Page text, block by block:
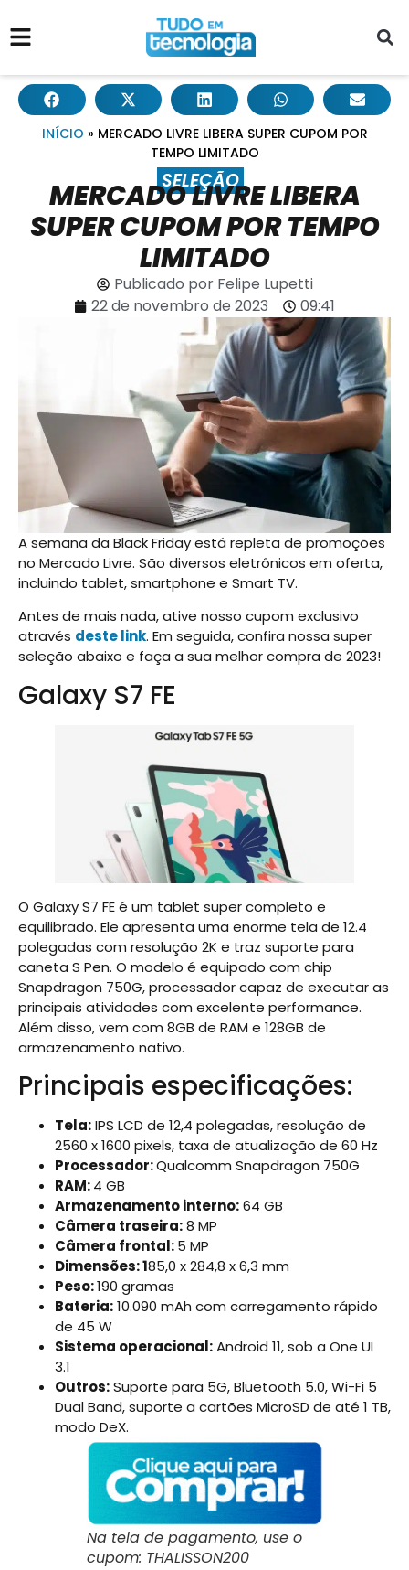
INÍCIO » MERCADO LIVRE LIBERA SUPER CUPOM POR
TEMPO LIMITADO
SELEÇÃO
MERCADO LIVRE LIBERA
SUPER CUPOM POR TEMPO
LIMITADO
Publicado porFelipe Lupetti
22 de novembro de 2023
09:41
A semana da Black Friday está repleta de promoções
no Mercado Livre. São diversos eletrônicos em oferta,
incluindo tablet, smartphone e Smart TV.
Antes de mais nada, ative nosso cupom exclusivo
através deste link. Em seguida, confira nossa super
seleção abaixo e faça a sua melhor compra de 2023!
Galaxy S7 FE
O Galaxy S7 FE é um tablet super completo e
equilibrado. Ele apresenta uma enorme tela de 12.4
polegadas com resolução 2K e traz suporte para
caneta S Pen. O modelo é equipado com chip
Snapdragon 750G, processador capaz de executar as
principais atividades com excelente performance.
Além disso, vem com 8GB de RAM e 128GB de
armazenamento nativo.
Principais especificações:
Tela:IPS LCD de 12,4 polegadas, resolução de
2560 x 1600 pixels, taxa de atualização de 60 Hz
Processador:Qualcomm Snapdragon 750G
RAM:4 GB
Armazenamento interno:64 GB
Câmera traseira:8 MP
Câmera frontal:5 MP
Dimensões: 185,0 x 284,8 x 6,3 mm
Peso:190 gramas
Bateria:10.090 mAh com carregamento rápido
de 45 W
Sistema operacional:Android 11, sob a One UI
3.1
Outros:Suporte para 5G, Bluetooth 5.0, Wi-Fi 5
Dual Band, suporte a cartões MicroSD de até 1 TB,
modo DeX.
Na tela de pagamento, use o
cupom: THALISSON200